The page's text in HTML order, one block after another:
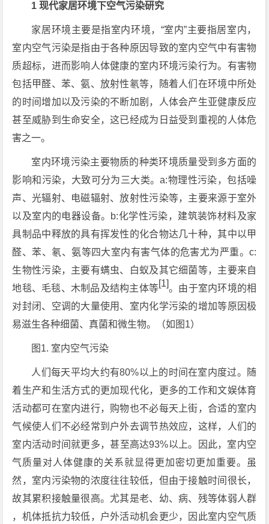
1 现代家居环境下空气污染研究
家居环境主要是指室内环境，“室内”主要指居室内，
室内空气污染是指由于各种原因导致的室内空气中有害物
质超标，进而影响人体健康的室内环境污染行为。有害物
包括甲醛、苯、氨、放射性氡等，随着人们在环境中所处
的时间增加以及污染的不断加剧，人体会产生亚健康反应
甚至威胁到生命安全，这已经成为日益受到重视的人体危
害之一。
室内环境污染主要物质的种类环境质量受到多方面的
影响和污染，大致可分为三大类。a:物理性污染，包括噪
声、光辐射、电磁辐射、放射性污染等，主要来源于室外
以及室内的电器设备。b:化学性污染，建筑装饰材料及家
具制品中释放的具有挥发性的化合物达几十种，其中以甲
醛、苯、氡、氨等四大室内有害气体的危害尤为严重。c:
生物性污染，主要有螨虫、白蚁及其它细菌等，主要来自
地毯、毛毯、木制品及结构主体等[1]。由于室内环境的相
对封闭、空调的大量使用、室内化学污染的增加等原因极
易滋生各种细菌、真菌和微生物。（如图1）
图1. 室内空气污染
人们每天平均大约有80%以上的时间在室内度过。随
着生产和生活方式的更加现代化，更多的工作和文娱体育
活动都可在室内进行，购物也不必每天上街，合适的室内
气候使人们不必经常到户外去调节热效应，这样，人们的
室内活动时间就更多，甚至高达93%以上。因此，室内空
气质量对人体健康的关系就显得更加密切更加重要。虽
然，室内污染物的浓度往往较低，但由于接触时间很长，
故其累积接触量很高。尤其是老、幼、病、残等体弱人群
，机体抵抗力较低，户外活动机会更少，因此室内空气质